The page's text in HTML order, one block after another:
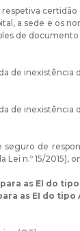
respetiva
a sede e os
de
de inexistência
de inexistência
seguro de
Lei n.º 15/
para as EI do tipo
as EI do tipo